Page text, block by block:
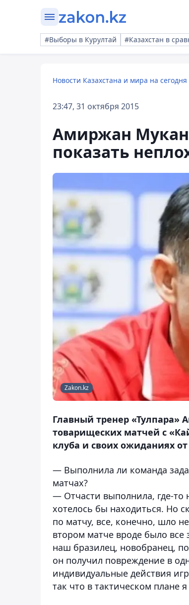
#Выборы в Курултай #Казахстан в
Новости Казахстана и мира на сегодня
23:47, 31 октября 2015
Амиржан
показать
Zakon.kz
Главный тренер «Тулпара»
товарищеских матчей с
клуба и своих ожиданиях
— Выполнила ли команда
матчах?
— Отчасти выполнила, где-то
хотелось бы находиться. Но
по матчу, все, конечно, шло
втором матче вроде было все
наш бразилец, новобранец,
он получил повреждение в
индивидуальные действия
так что в тактическом плане